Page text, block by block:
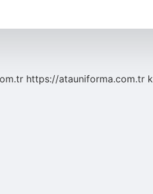
https://atauniforma.com.tr